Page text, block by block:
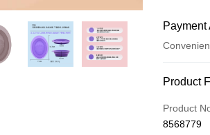
Credit
Product
Product
8568779